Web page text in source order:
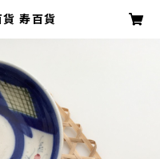
寿百貨